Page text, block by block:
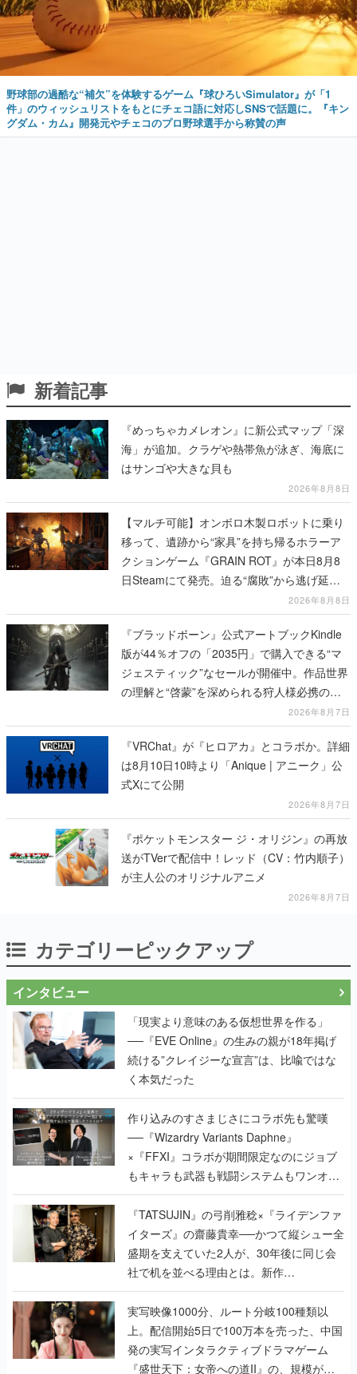
野球部の過酷な“補欠”を体験するゲーム『球ひろいSimulator』が「1
件」のウィッシュリストをもとにチェコ語に対応しSNSで話題に。『キン
グダム・カム』開発元やチェコのプロ野球選手から称賛の声
新着記事
『めっちゃカメレオン』に新公式マップ「深
海」が追加。クラゲや熱帯魚が泳ぎ、海底に
はサンゴや大きな貝も
2026年8月8日
【マルチ可能】オンボロ木製ロボットに乗り
移って、遺跡から“家具”を持ち帰るホラーア
クションゲーム『GRAIN ROT』が本日8月8
日Steamにて発売。迫る“腐敗”から逃げ延
2026年8月8日
『ブラッドボーン』公式アートブックKindle
版が44％オフの「2035円」で購入できる“マ
ジェスティック”なセールが開催中。作品世界
の理解と“啓蒙”を深められる狩人様必携の一
2026年8月7日
『VRChat』が『ヒロアカ』とコラボか。詳細
は8月10日10時より「Anique | アニーク」公
式Xにて公開
2026年8月7日
『ポケットモンスター ジ・オリジン』の再放
送がTVerで配信中！レッド（CV：竹内順子）
が主人公のオリジナルアニメ
2026年8月7日
カテゴリーピックアップ
インタビュー
「現実より意味のある仮想世界を作る」
──『EVE Online』の生みの親が18年掲げ
続ける”クレイジーな宣言”は、比喩ではな
く本気だった
作り込みのすさまじさにコラボ先も驚嘆
──『Wizardry Variants Daphne』
×『FFXI』コラボが期間限定なのにジョブ
もキャラも武器も戦闘システムもワンオフ
で作り込まれた理由を両ディレクターに聞
く
『TATSUJIN』の弓削雅稔×『ライデンファ
イターズ』の齋藤貴幸──かつて縦シュー全
盛期を支えていた2人が、30年後に同じ会
社で机を並べる理由とは。新作
『TATSUJIN EXTREME』で初タッグを組
んだレジェンド2人に訊く開発秘話
実写映像1000分、ルート分岐100種類以
上。配信開始5日で100万本を売った、中国
発の実写インタラクティブドラマゲーム
『盛世天下：女帝への道II』の、規模が違